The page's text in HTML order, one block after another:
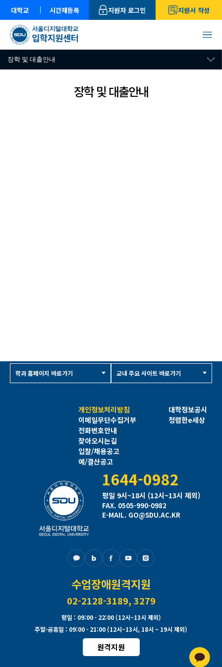
대학교 시간제등록 지원자 로그인 지원서 작성
장학 및 대출안내
장학 및 대출안내
개인정보처리방침
이메일무단수집거부
전화번호안내
찾아오시는길
입찰/채용공고
예/결산공고
대학정보공시
청렴한e세상
1644-0982
평일 9시~18시 (12시~13시 제외)
FAX. 0505-990-0982
E-MAIL. GO@SDU.AC.KR
수업장애원격지원
02-2128-3189, 3279
평일 : 09:00 - 22:00 (12시~13시 제외)
주말·공휴일 : 09:00 - 21:00 (12시~13시, 18시 ~ 19시 제외)
원격지원
학과 홈페이지 바로가기 교내 주요 사이트 바로가기